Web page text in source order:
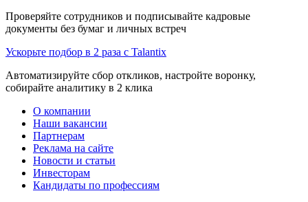
Проверяйте сотрудников и подписывайте кадровые
документы без бумаг и личных встреч
Ускорьте подбор в 2 раза с Talantix
Автоматизируйте сбор откликов, настройте воронку,
собирайте аналитику в 2 клика
О компании
Наши вакансии
Партнерам
Реклама на сайте
Новости и статьи
Инвесторам
Кандидаты по профессиям